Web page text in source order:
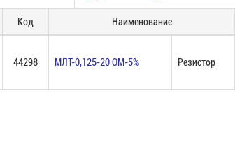
Код Наименование
44298 МЛТ-0,125-20 ОМ-5% Резистор